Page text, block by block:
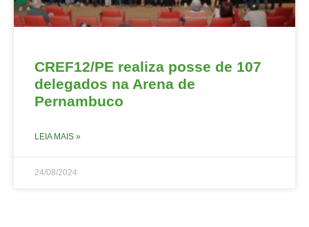
CREF12/PE realiza posse de 107
delegados na Arena de
Pernambuco
LEIA MAIS »
24/08/2024